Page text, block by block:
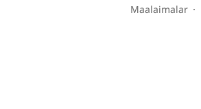
Maalaimalar